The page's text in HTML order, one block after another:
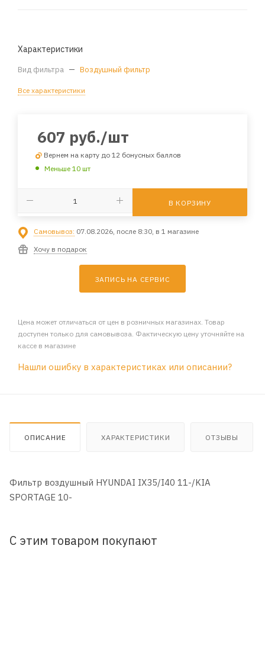
Характеристики
Вид фильтра — Воздушный фильтр
Все характеристики
607 руб./шт
Вернем на карту до 12 бонусных баллов
Меньше 10 шт
В КОРЗИНУ
Самовывоз: 07.08.2026, после 8:30, в 1 магазине
Хочу в подарок
ЗАПИСЬ НА СЕРВИС
Цена может отличаться от цен в розничных магазинах. Товар
доступен только для самовывоза. Фактическую цену уточняйте на
кассе в магазине
Нашли ошибку в характеристиках или описании?
ОПИСАНИЕ ХАРАКТЕРИСТИКИ ОТЗЫВЫ
Фильтр воздушный HYUNDAI IX35/I40 11-/KIA
SPORTAGE 10-
С этим товаром покупают